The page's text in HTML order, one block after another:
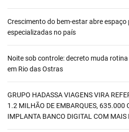
Crescimento do bem-estar abre
especializadas no país
Noite sob controle: decreto muda
em Rio das Ostras
GRUPO HADASSA VIAGENS VIRA
1.2 MILHÃO DE EMBARQUES, 635.000
IMPLANTA BANCO DIGITAL COM MAIS